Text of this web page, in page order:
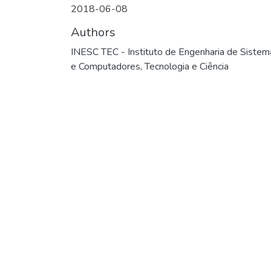
2018-06-08
Authors
INESC TEC - Instituto de Engenharia de
e Computadores, Tecnologia e Ciência